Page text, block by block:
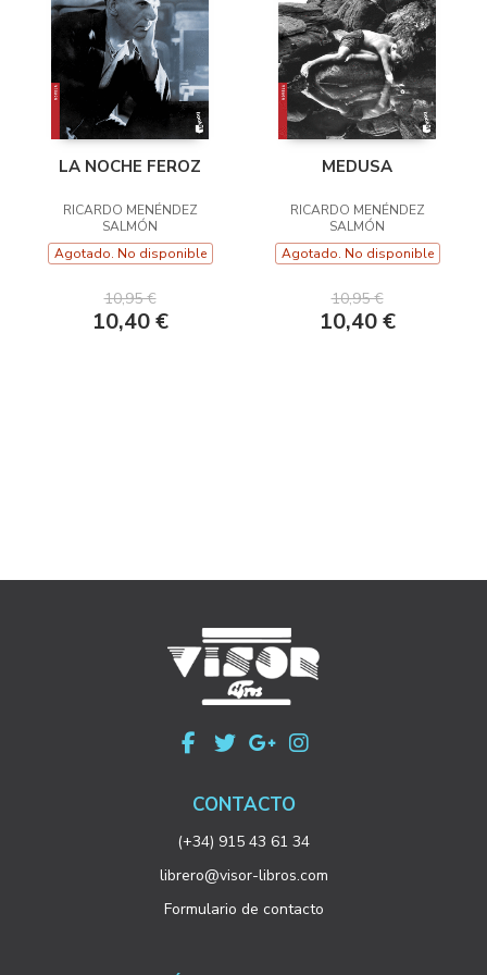
LA NOCHE FEROZ
RICARDO MENÉNDEZ
SALMÓN
Agotado. No disponible
10,95 €
10,40 €
MEDUSA
RICARDO MENÉNDEZ
SALMÓN
Agotado. No disponible
10,95 €
10,40 €
CONTACTO
(+34) 915 43 61 34
librero@visor-libros.com
Formulario de contacto